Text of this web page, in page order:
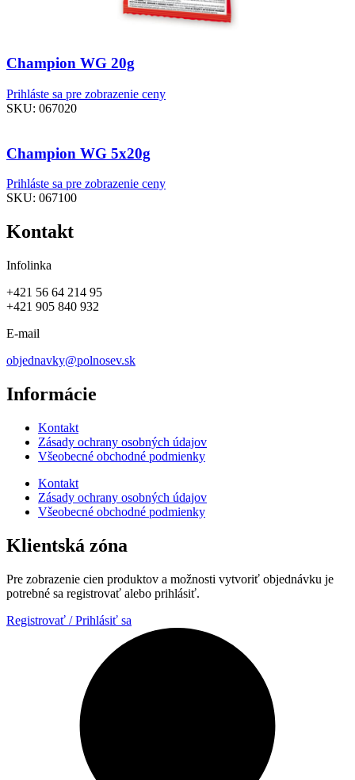
Champion WG 20g
Prihláste sa pre zobrazenie ceny
SKU: 067020
Champion WG 5x20g
Prihláste sa pre zobrazenie ceny
SKU: 067100
Kontakt
Infolinka
+421 56 64 214 95
+421 905 840 932
E-mail
objednavky@polnosev.sk
Informácie
Kontakt
Zásady ochrany osobných údajov
Všeobecné obchodné podmienky
Kontakt
Zásady ochrany osobných údajov
Všeobecné obchodné podmienky
Klientská zóna
Pre zobrazenie cien produktov a možnosti vytvoriť objednávku je
potrebné sa registrovať alebo prihlásiť.
Registrovať / Prihlásiť sa